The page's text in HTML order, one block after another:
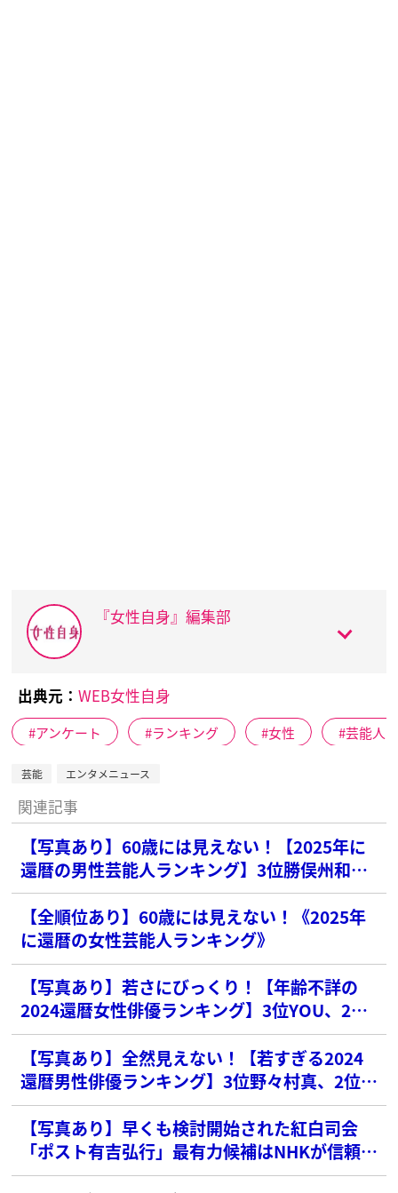
『女性自身』編集部
出典元： WEB女性自身
アンケート ランキング 女性 芸能人
芸能 エンタメニュース
関連記事
【写真あり】60歳には見えない！【2025年に
還暦の男性芸能人ランキング】3位勝俣州和、2
位仲村トオルを抑えた1位は？
【全順位あり】60歳には見えない！《2025年
に還暦の女性芸能人ランキング》
【写真あり】若さにびっくり！【年齢不詳の
2024還暦女性俳優ランキング】3位YOU、2位
真矢ミキを圧倒的に超えた1位は？
【写真あり】全然見えない！【若すぎる2024
還暦男性俳優ランキング】3位野々村真、2位高
橋克典を抑えた1位は？
【写真あり】早くも検討開始された紅白司会
「ポスト有吉弘行」最有力候補はNHKが信頼寄
せる「還暦タレント」